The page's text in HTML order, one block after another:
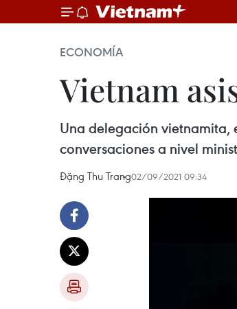
ECONOMÍA
Vietnam
Una delegación vietnamita,
conversaciones a nivel
Đặng Thu Trang02/09/2021 09:34